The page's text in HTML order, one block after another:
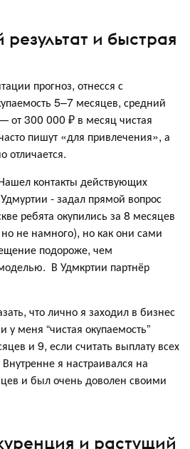
и быстрая
прогноз, отнесся с
5–7 месяцев, средний
300 000 ₽ в месяц чистая
пишут «для привлечения», а
отличается.
контакты действующих
- задал прямой вопрос
ребята окупились за 8 месяцев
не намного), но как они сами
подороже, чем
В Удмкртии партнёр
что лично я заходил в бизнес
меня “чистая окупаемость”
и 9, если считать выплату всех
я настраивался на
и был очень доволен своими
и растущий